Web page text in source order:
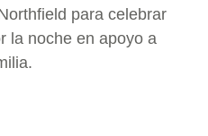
para celebrar
la noche en apoyo a